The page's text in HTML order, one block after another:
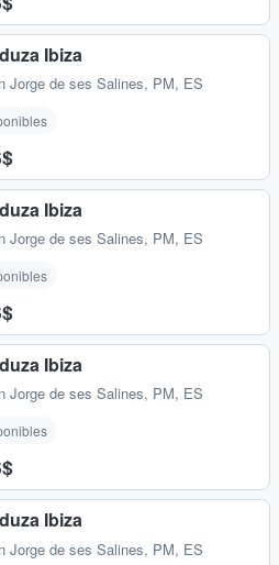
Ibiza
Jorge de ses Salines, PM, ES
Ibiza
Jorge de ses Salines, PM, ES
Ibiza
Jorge de ses Salines, PM, ES
Ibiza
Jorge de ses Salines, PM, ES